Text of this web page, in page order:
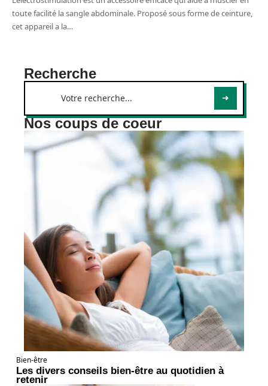
toute facilité la sangle abdominale. Proposé sous forme de ceinture,
cet appareil a la…
Recherche
Nos coups de coeur
Bien-être
Les divers conseils bien-être au quotidien à
retenir